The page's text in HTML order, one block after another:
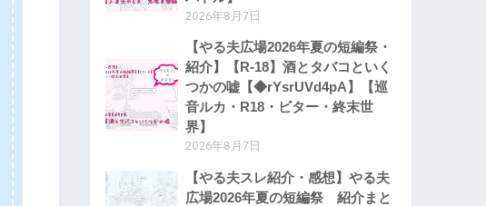
2026年8月7日
【やる夫広場2026年夏の短編祭・
紹介】【R-18】酒とタバコといく
つかの嘘【◆rYsrUVd4pA】【巡
音ルカ・R18・ビター・終末世
界】
2026年8月7日
【やる夫スレ紹介・感想】やる夫
広場2026年夏の短編祭 紹介まと